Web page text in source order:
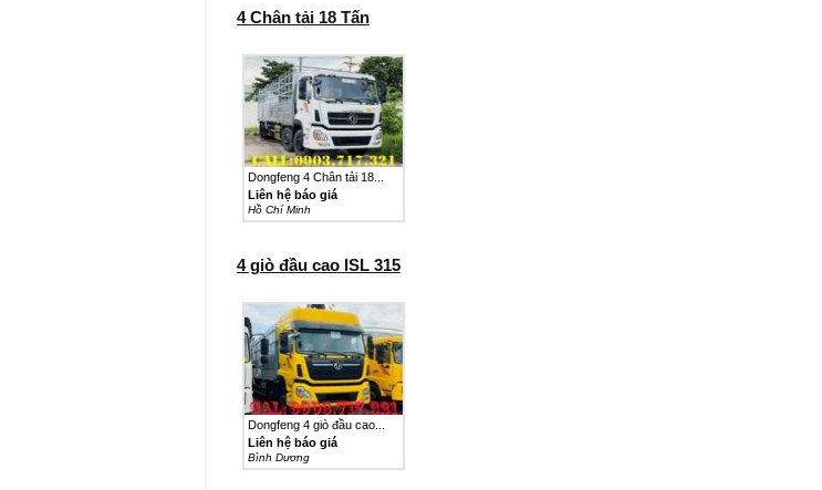
4 Chân tải 18 Tấn
Dongfeng 4 Chân tải 18...
Liên hệ báo giá
Hồ Chí Minh
4 giò đầu cao ISL 315
Dongfeng 4 giò đầu cao...
Liên hệ báo giá
Bình Dương